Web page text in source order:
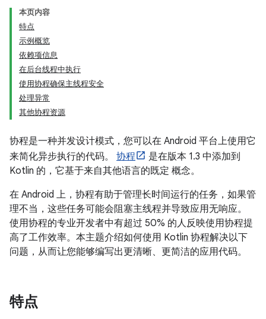
本页内容
特点
示例概览
依赖项信息
在后台线程中执行
使用协程确保主线程安全
处理异常
其他协程资源
协程是一种并发设计模式，您可以在 Android 平台上使用它
来简化异步执行的代码。 协程
是在版本 1.3 中添加到
Kotlin 的，它基于来自其他语言的既定 概念。
在 Android 上，协程有助于管理长时间运行的任务，如果管
理不当，这些任务可能会阻塞主线程并导致应用无响应。
使用协程的专业开发者中有超过 50% 的人反映使用协程提
高了工作效率。本主题介绍如何使用 Kotlin 协程解决以下
问题，从而让您能够编写出更清晰、更简洁的应用代码。
特点